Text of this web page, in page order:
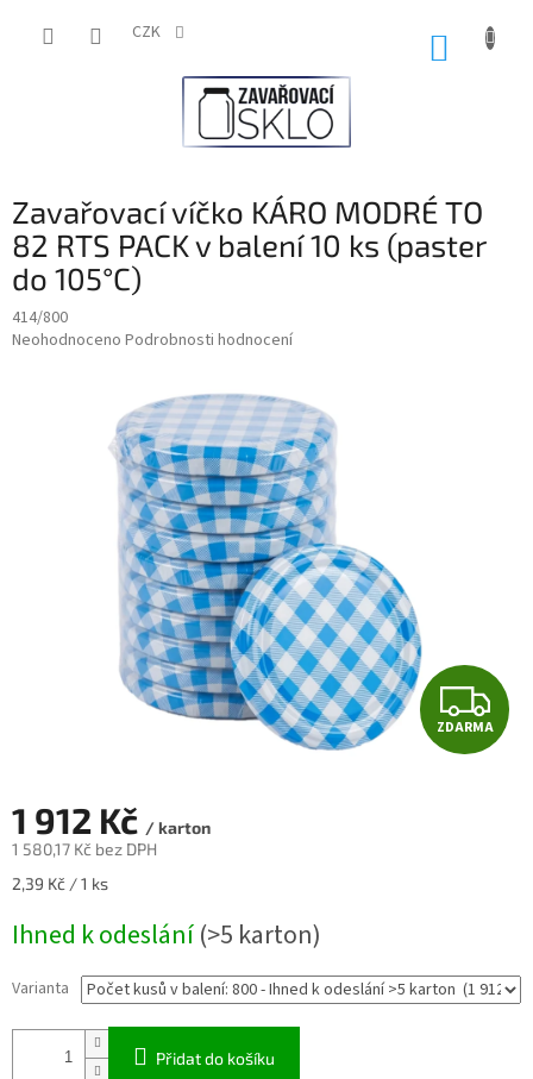
CZK
Zavařovací víčko KÁRO MODRÉ TO
82 RTS PACK v balení 10 ks (paster
do 105°C)
414/800
Průměrné
Neohodnoceno Podrobnosti hodnocení
Z
D
ZDARMA
1 912 Kč / karton
1 580,17 Kč bez DPH
Měrná
2,39 Kč / 1 ks
Ihned k odeslání(>5 karton)
Varianta
Přidat do košíku